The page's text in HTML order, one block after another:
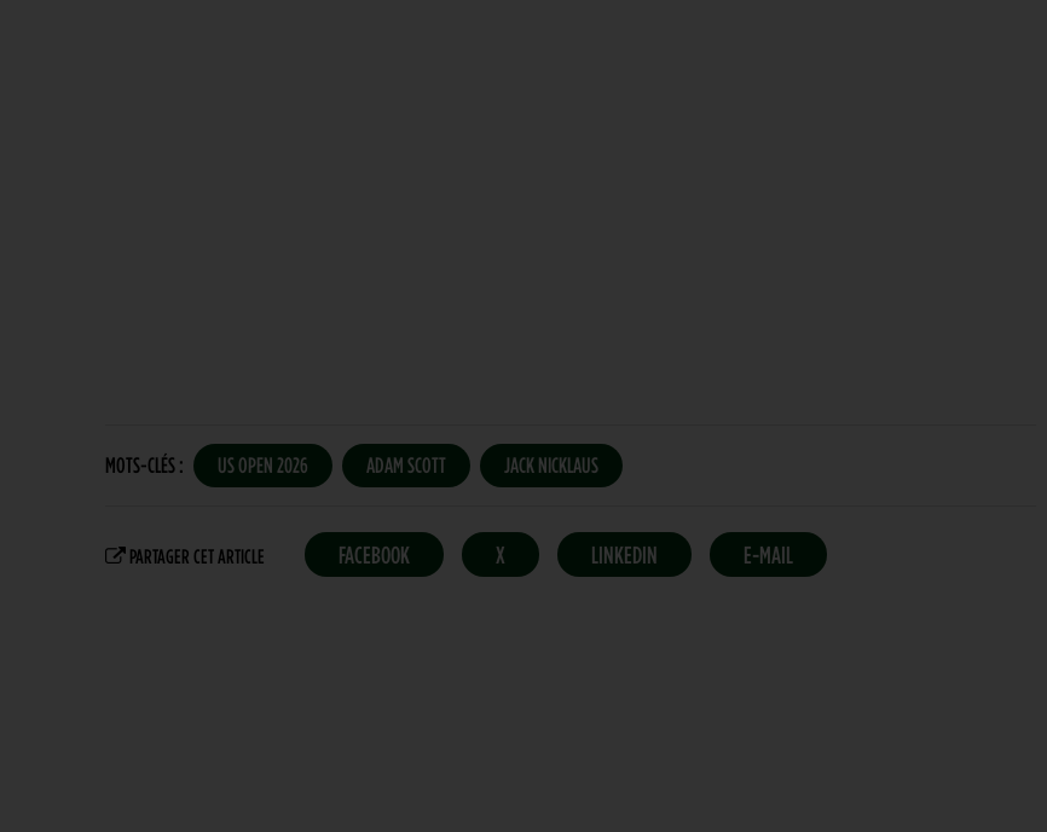
MOTS-CLÉS : US OPEN 2026 ADAM SCOTT JACK NICKLAUS
PARTAGER CET ARTICLE FACEBOOK X LINKEDIN E-MAIL